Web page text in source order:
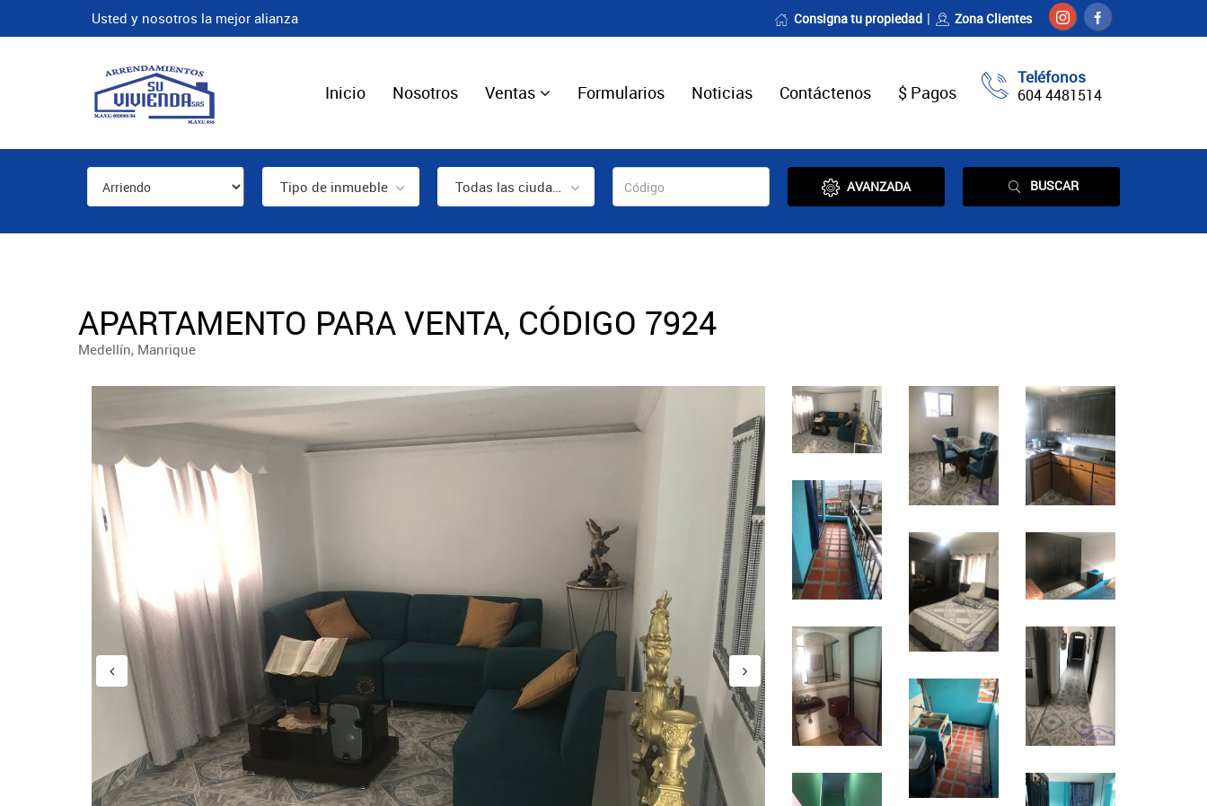
Usted y nosotros la mejor alianza Consigna tu propiedad Zona Clientes
Teléfonos
604 4481514
Inicio Nosotros Ventas Formularios Noticias Contáctenos $ Pagos
Tipo de inmueble Todas las ciudades AVANZADA BUSCAR
APARTAMENTO PARA VENTA, CÓDIGO 7924
Medellín, Manrique